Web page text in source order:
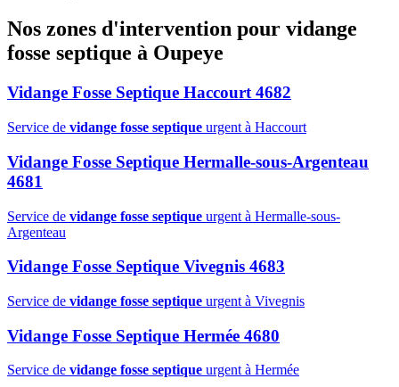
Nos zones d'intervention pour vidange
fosse septique à Oupeye
Vidange Fosse Septique Haccourt 4682
Service de vidange fosse septique urgent à Haccourt
Vidange Fosse Septique Hermalle-sous-Argenteau
4681
Service de vidange fosse septique urgent à Hermalle-sous-
Argenteau
Vidange Fosse Septique Vivegnis 4683
Service de vidange fosse septique urgent à Vivegnis
Vidange Fosse Septique Hermée 4680
Service de vidange fosse septique urgent à Hermée